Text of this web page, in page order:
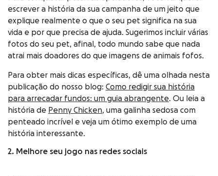
escrever a história da sua campanha de um jeito que
explique realmente o que o seu pet significa na sua
vida e por que precisa de ajuda. Sugerimos incluir várias
fotos do seu pet, afinal, todo mundo sabe que nada
atrai mais doadores do que imagens de animais fofos.
Para obter mais dicas específicas, dê uma olhada nesta
publicação do nosso blog: Como redigir sua história
para arrecadar fundos: um guia abrangente. Ou leia a
história de Penny Chicken, uma galinha sedosa com
penteado incrível e veja um ótimo exemplo de uma
história interessante.
2. Melhore seu jogo nas redes sociais